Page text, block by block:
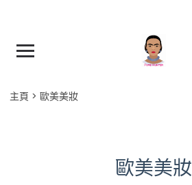
主頁 歐美美妝
歐美美妝